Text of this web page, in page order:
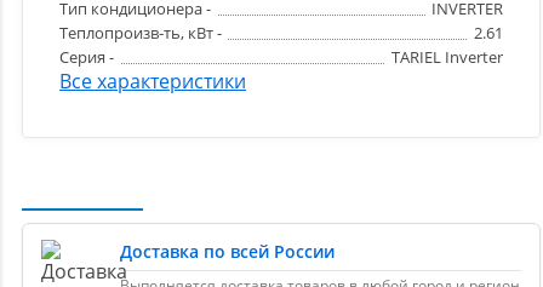
Тип кондиционера -
INVERTER
Теплопроизв-ть, кВт -
2.61
Серия -
TARIEL Inverter
Все характеристики
Доставка по всей России